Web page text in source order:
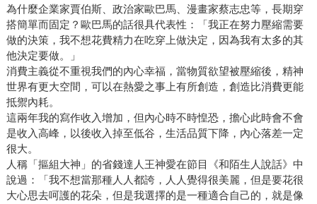
為什麼企業家賈伯斯、政治家歐巴馬、漫畫家蔡志忠等，長期穿
搭簡單而固定？歐巴馬的話很具代表性：「我正在努力壓縮需要
做的決策，我不想花費精力在吃穿上做決定，因為我有太多的其
他決定要做。」
消費主義從不重視我們的內心幸福，當物質欲望被壓縮後，精神
世界有更大空間，可以在熱愛之事上有所創造，創造比消費更能
抵禦內耗。
這兩年我的寫作收入增加，但內心時不時惶恐，擔心此時會不會
是收入高峰，以後收入掉至低谷，生活品質下降，內心落差一定
很大。
人稱「摳組大神」的省錢達人王神愛在節目《和陌生人說話》中
說過：「我不想當那種人人都誇，人人覺得很美麗，但是要花很
大心思去呵護的花朵，但是我選擇的是一種適合自己的，就是像